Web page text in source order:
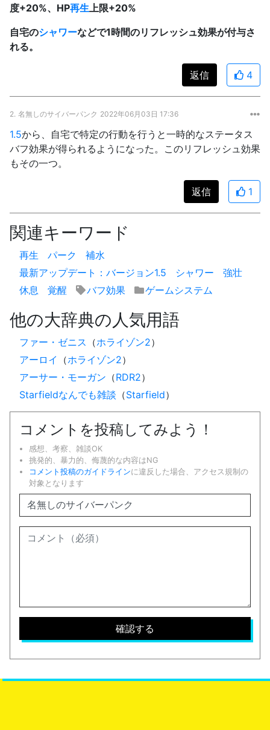
度+20%、HP再生 上限+20%
自宅のシャワーなどで1時間のリフレッシュ効果が付与さ
れる。
返信 4
2. 名無しのサイバーパンク 2022年06月03日 17:36
1.5から、自宅で特定の行動を行うと一時的なステータス
バフ効果が得られるようになった。このリフレッシュ効果
もその一つ。
返信 1
関連キーワード
再生 パーク
補水
最新アップデート：バージョン1.5
シャワー
強壮
休息
覚醒 バフ効果 ゲームシステム
他の大辞典の人気用語
ファー・ゼニス （ホライゾン2）
アーロイ
（ホライゾン2）
アーサー・モーガン （RDR2）
Starfieldなんでも雑談 （Starfield）
コメントを投稿してみよう！
感想、考察、雑談OK
挑発的、暴力的、侮蔑的な内容はNG
コメント投稿のガイドラインに違反した場合、アクセス規制の
対象となります